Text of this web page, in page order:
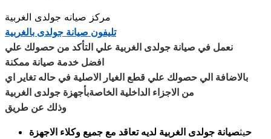
مركز صيانه جولدى الغربية
تليفون صيانة جولدى بالغربية
نعمل في صيانة جولدى الغربية علي التأكد من حصولك علي
افضل خدمة صيانة ممكنة
بالاضافة الي حصولك علي قطع الغيار الاصلية في حاله تغاير اي
من الاجزاء الداخلية الخاصةبأجهزة جولدى الغربية
وذلك عن طريق
حيثصيانة جولدى الغربية لديه تعاقد مع جميع وكلاء الاجهزة